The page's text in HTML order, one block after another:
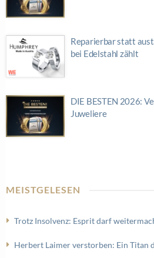
Reparierbar statt
bei Edelstahl zählt
DIE BESTEN 2026:
Juweliere
MEISTGELESEN
Trotz Insolvenz: Esprit darf
Herbert Laimer verstorben: Ein Titan